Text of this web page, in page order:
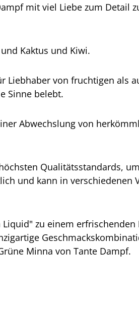
mit viel Liebe zum Detail
Kaktus und Kiwi.
Liebhaber von fruchtigen als
Sinne belebt.
Abwechslung von
Qualitätsstandards,
und kann in verschiedenen
zu einem
Minna von Tante Dampf.